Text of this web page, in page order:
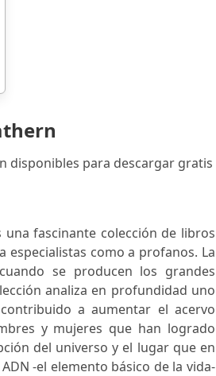
disponibles para descargar gratis
fascinante colección de libros
como a profanos. La
se producen los grandes
analiza en profundidad uno
a aumentar el acervo
y mujeres que han logrado
del universo y el lugar que en
-el elemento básico de la vida-